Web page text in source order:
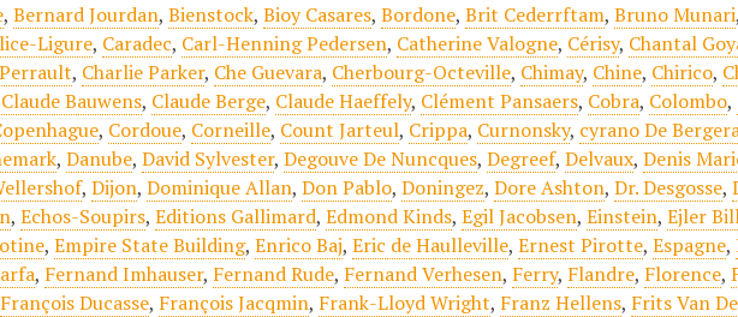
,Bernard Jourdan,Bienstock,Bioy Casares,Bordone,Brit Cederrftam,Bruno Munari
Ligure, Caradec, Carl-Henning Pedersen, Catherine Valogne, Cérisy, Chantal
, Charlie Parker, Che Guevara, Cherbourg-Octeville, Chimay, Chine, Chirico,
Claude Bauwens, Claude Berge, Claude Haeffely, Clément Pansaers, Cobra, Colombo,
, Cordoue, Corneille, Count Jarteul, Crippa, Curnonsky, cyrano De
,Danube,David Sylvester,Degouve De Nuncques,Degreef,Delvaux,Denis
,Dijon,Dominique Allan,Don Pablo,Doningez,Dore Ashton,Dr. Desgosse,
,Echos-Soupirs,Editions Gallimard,Edmond Kinds,Egil Jacobsen,Einstein,Ejler
,Empire State Building,Enrico Baj,Eric de Haulleville,Ernest Pirotte,Espagne,
, Fernand Imhauser, Fernand Rude, Fernand Verhesen, Ferry, Flandre, Florence,
François Ducasse, François Jacqmin, Frank-Lloyd Wright, Franz Hellens, Frits Van